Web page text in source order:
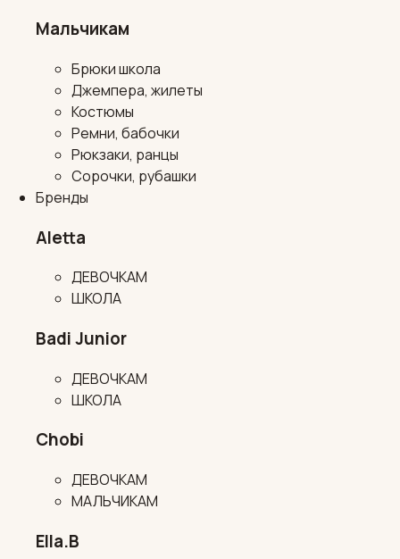
Мальчикам
Брюки школа
Джемпера, жилеты
Костюмы
Ремни, бабочки
Рюкзаки, ранцы
Сорочки, рубашки
Бренды
Aletta
ДЕВОЧКАМ
ШКОЛА
Badi Junior
ДЕВОЧКАМ
ШКОЛА
Chobi
ДЕВОЧКАМ
МАЛЬЧИКАМ
Ella.B